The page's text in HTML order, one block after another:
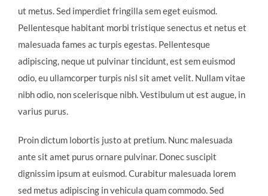
ut metus. Sed imperdiet fringilla sem eget euismod.
Pellentesque habitant morbi tristique senectus et netus et
malesuada fames ac turpis egestas. Pellentesque
adipiscing, neque ut pulvinar tincidunt, est sem euismod
odio, eu ullamcorper turpis nisl sit amet velit. Nullam vitae
nibh odio, non scelerisque nibh. Vestibulum ut est augue, in
varius purus.
Proin dictum lobortis justo at pretium. Nunc malesuada
ante sit amet purus ornare pulvinar. Donec suscipit
dignissim ipsum at euismod. Curabitur malesuada lorem
sed metus adipiscing in vehicula quam commodo. Sed